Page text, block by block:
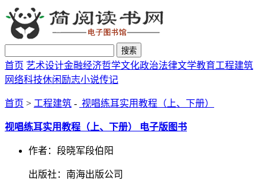
搜索
首页 艺术设计金融经济哲学文化政治法律文学教育工程建筑
网络科技休闲励志小说传记
首页 > 工程建筑 - 视唱练耳实用教程（上、下册）
视唱练耳实用教程（上、下册） 电子版图书
作者：段晓军段伯阳
出版社：南海出版公司